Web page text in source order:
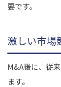
要です。
激しい市場
M&A後に、従
ます。